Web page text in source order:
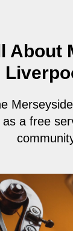
About
as a free